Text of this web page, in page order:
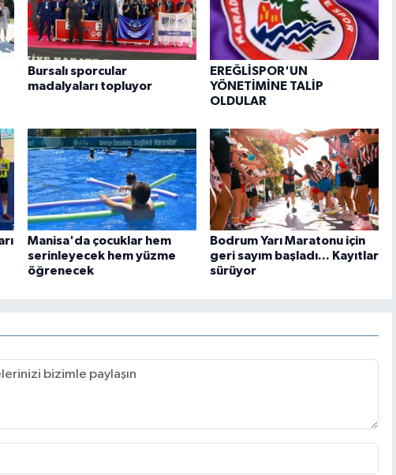
Bursalı sporcular
madalyaları topluyor
EREĞLİSPOR'UN
YÖNETİMİNE TALİP
OLDULAR
Manisa'da çocuklar hem
serinleyecek hem yüzme
öğrenecek
Bodrum Yarı Maratonu için
geri sayım başladı... Kayıtlar
sürüyor